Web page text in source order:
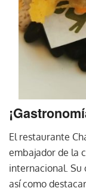
El restaurante
embajador de la
internacional. Su
así como